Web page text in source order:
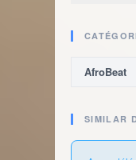
AfroBeat
SIMILAR